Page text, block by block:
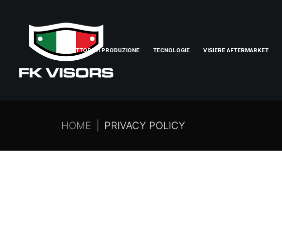
SETTORI DI PRODUZIONE TECNOLOGIE VISIERE AFTERMARKET
HOME PRIVACY POLICY